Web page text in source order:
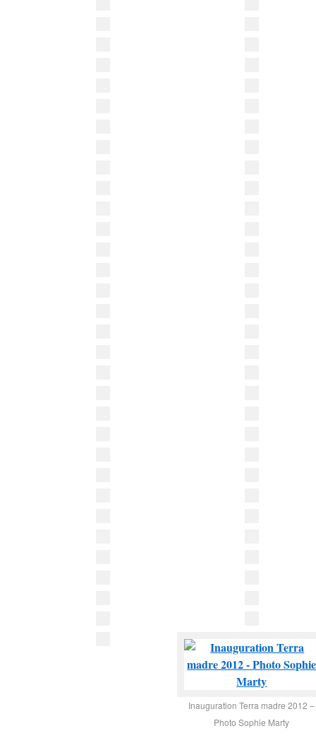
Inauguration Terra madre 2012 –
Photo Sophie Marty